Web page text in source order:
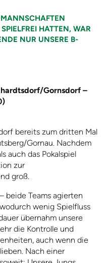
HATTEN, WAR
NUR UNSERE B-
Gornsdorf –
bereits zum dritten Mal
Gornau. Nachdem
auch das Pokalspiel
zur
groß.
beide Teams agierten
wenig Spielfluss
übernahm unsere
die Kontrolle und
auch wenn die
Nach einer